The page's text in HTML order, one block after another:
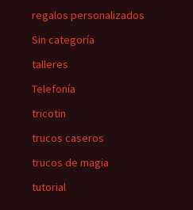
regalos personalizados
Sin categoría
talleres
Telefonía
tricotin
trucos caseros
trucos de magia
tutorial